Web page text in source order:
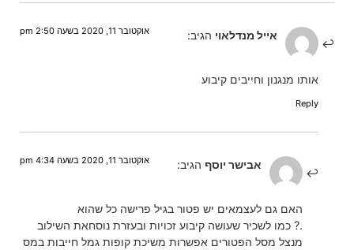
אייל מנדלאוי הגיב: אוקטובר 11, 2020 בשעה 2:50 pm
אותו מנגנון וחייבים קיבוע
Reply
אבישר יוסף הגיב: אוקטובר 11, 2020 בשעה 4:34 pm
האם גם לעצמאים יש פטור בגיל פרישה כל שהוא
.? כמו לשכיר שעושה קיבוע זכויות ובעזרת נוסחאת השילוב
מנצל מסל הפטורים אפשרות משיכת קופות גמל חייבות במס